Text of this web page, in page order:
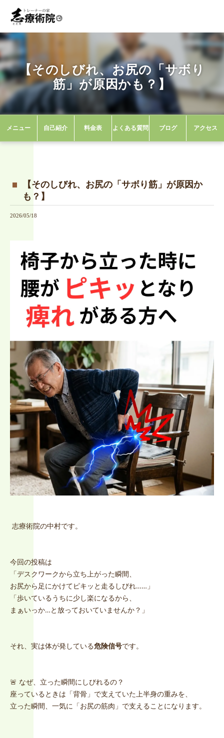
メニュー 自己紹介 料金表 よくある質問 ブログ アクセス
【そのしびれ、お尻の「サボり
筋」が原因かも？】
【そのしびれ、お尻の「サボり筋」が原因か
も？】
2026/05/18
志療術院の中村です。
今回の投稿は
「デスクワークから立ち上がった瞬間、
お尻から足にかけてピキッと走るしびれ……」
「歩いているうちに少し楽になるから、
まぁいっか…と放っておいていませんか？」
それ、実は体が発している危険信号です。
🚨 なぜ、立った瞬間にしびれるの？
座っているときは「背骨」で支えていた上半身の重みを、
立った瞬間、一気に「お尻の筋肉」で支えることになります。